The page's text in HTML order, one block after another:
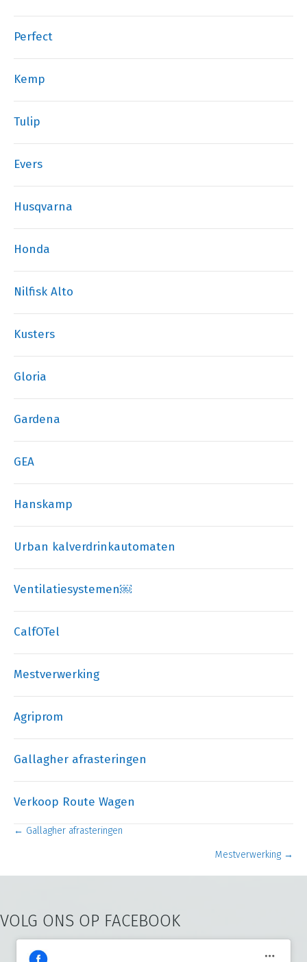
Perfect
Kemp
Tulip
Evers
Husqvarna
Honda
Nilfisk Alto
Kusters
Gloria
Gardena
GEA
Hanskamp
Urban kalverdrinkautomaten
Ventilatiesystemen￼
CalfOTel
Mestverwerking
Agriprom
Gallagher afrasteringen
Verkoop Route Wagen
Posts
← Gallagher afrasteringen
Mestverwerking →
VOLG ONS OP FACEBOOK